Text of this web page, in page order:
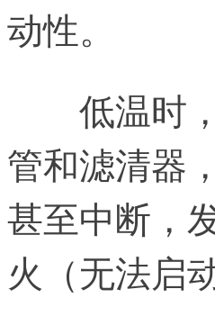
动性。
低温时
管和滤清器
甚至中断，
火（无法启